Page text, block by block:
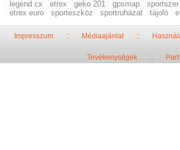
legend cx
etrex geko 201 gpsmap sportszer
etrex euro
sporteszköz sportruházat tájoló
Impresszum::Médiaajánlat::
Tevékenységek:: Part